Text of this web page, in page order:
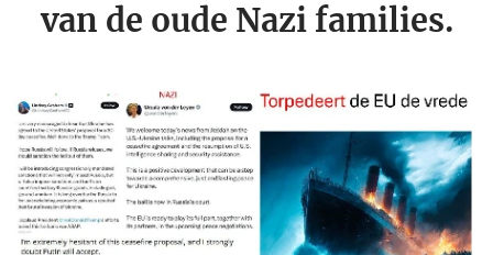
van de oude Nazi families.